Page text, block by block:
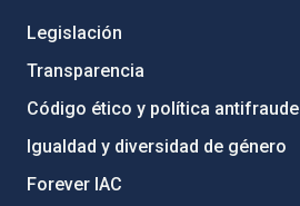
Legislación
Transparencia
Código ético y política antifraude
Igualdad y diversidad de género
Forever IAC